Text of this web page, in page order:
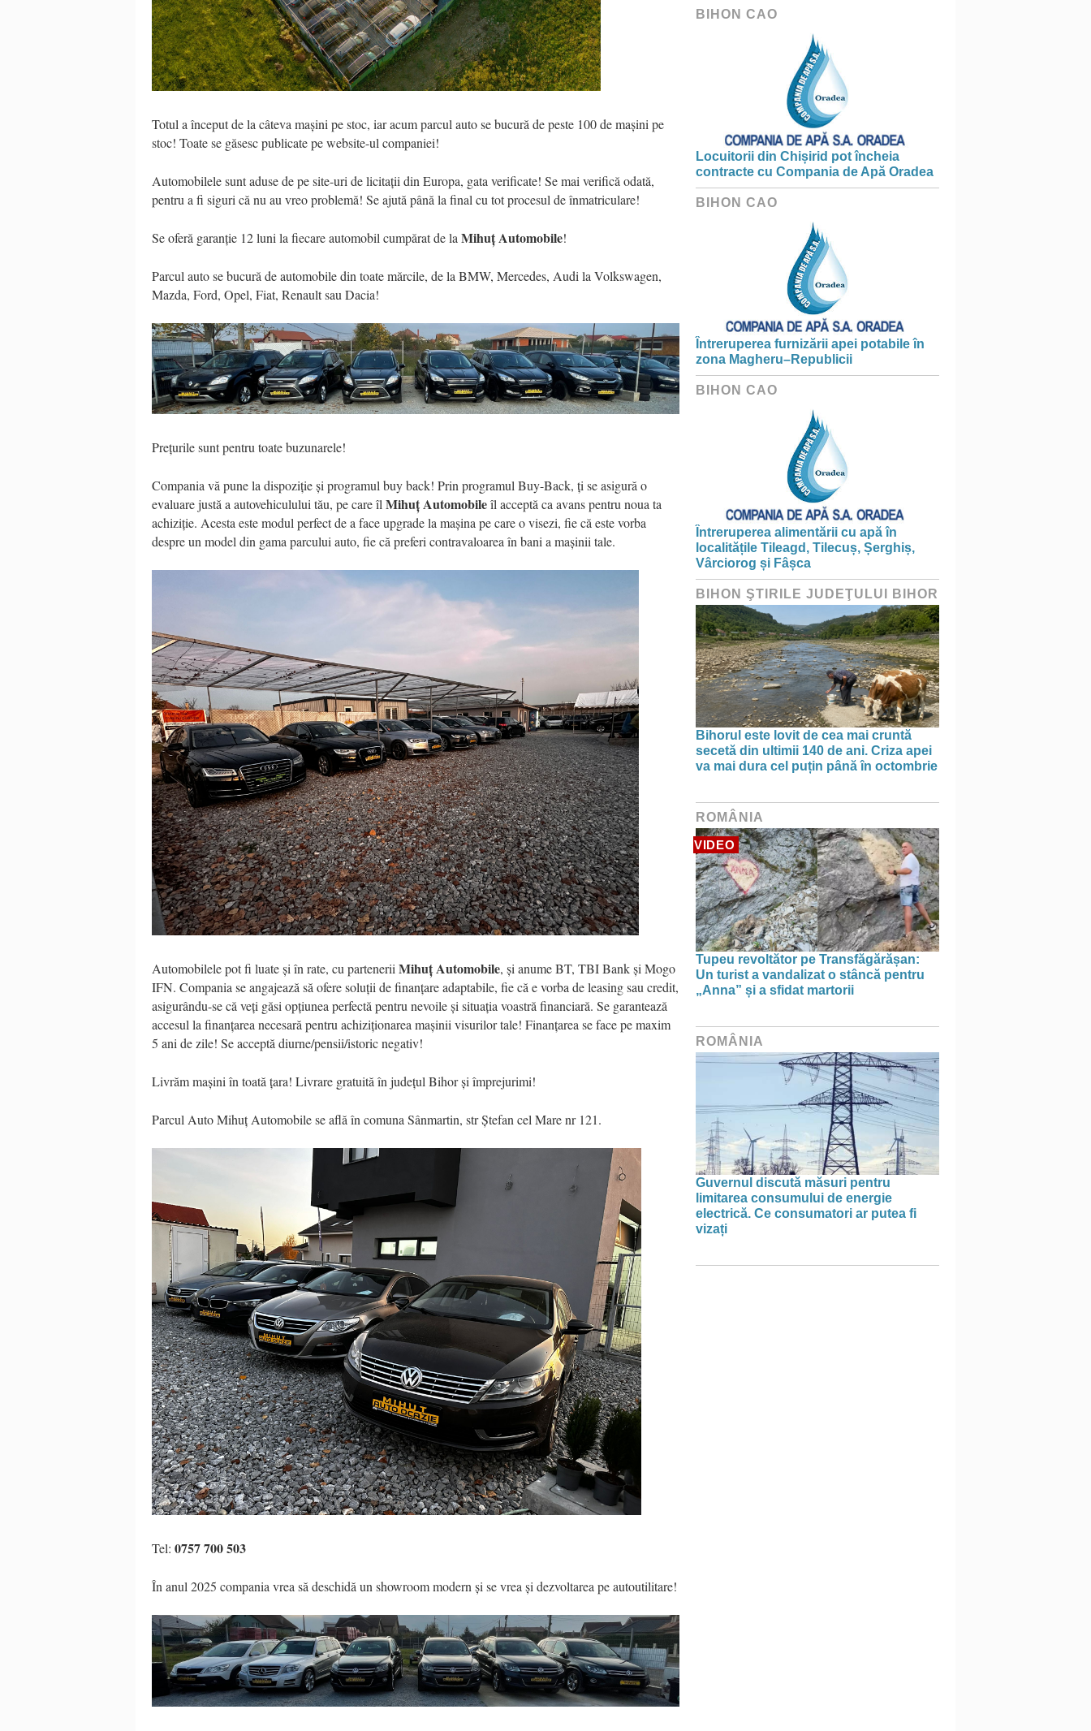
Totul a început de la câteva mașini pe stoc, iar acum parcul auto se bucură de peste 100 de mașini pe
stoc! Toate se găsesc publicate pe website-ul companiei!
Automobilele sunt aduse de pe site-uri de licitații din Europa, gata verificate! Se mai verifică odată,
pentru a fi siguri că nu au vreo problemă! Se ajută până la final cu tot procesul de înmatriculare!
Se oferă garanție 12 luni la fiecare automobil cumpărat de la Mihuț Automobile!
Parcul auto se bucură de automobile din toate mărcile, de la BMW, Mercedes, Audi la Volkswagen,
Mazda, Ford, Opel, Fiat, Renault sau Dacia!
Prețurile sunt pentru toate buzunarele!
Compania vă pune la dispoziție și programul buy back! Prin programul Buy-Back, ți se asigură o
evaluare justă a autovehiculului tău, pe care îlMihuț Automobileîl acceptă ca avans pentru noua ta
achiziție. Acesta este modul perfect de a face upgrade la mașina pe care o visezi, fie că este vorba
despre un model din gama parcului auto, fie că preferi contravaloarea în bani a mașinii tale.
Automobilele pot fi luate și în rate, cu parteneriiMihuț Automobile, și anume BT, TBI Bank și Mogo
IFN. Compania se angajează să ofere soluții de finanțare adaptabile, fie că e vorba de leasing sau credit,
asigurându-se că veți găsi opțiunea perfectă pentru nevoile și situația voastră financiară. Se garantează
accesul la finanțarea necesară pentru achiziționarea mașinii visurilor tale! Finanțarea se face pe maxim
5 ani de zile! Se acceptă diurne/pensii/istoric negativ!
Livrăm mașini în toată țara! Livrare gratuită în județul Bihor și împrejurimi!
Parcul Auto Mihuț Automobile se află în comuna Sânmartin, str Ștefan cel Mare nr 121.
Tel: 0757 700 503
În anul 2025 compania vrea să deschidă un showroom modern și se vrea și dezvoltarea pe autoutilitare!
BIHON CAO
Locuitorii din Chișirid pot încheia
contracte cu Compania de Apă Oradea
BIHON CAO
Întreruperea furnizării apei potabile în
zona Magheru–Republicii
BIHON CAO
Întreruperea alimentării cu apă în
localitățile Tileagd, Tilecuș, Șerghiș,
Vârciorog și Fâșca
BIHON ŞTIRILE JUDEŢULUI BIHOR
Bihorul este lovit de cea mai cruntă
secetă din ultimii 140 de ani. Criza apei
va mai dura cel puțin până în octombrie
ROMÂNIA
VIDEO
Tupeu revoltător pe Transfăgărășan:
Un turist a vandalizat o stâncă pentru
„Anna” și a sfidat martorii
ROMÂNIA
Guvernul discută măsuri pentru
limitarea consumului de energie
electrică. Ce consumatori ar putea fi
vizați